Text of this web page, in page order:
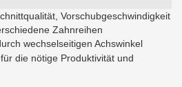
Vorschubgeschwindigkeit
Zahnreihen
wechselseitigen Achswinkel
die nötige Produktivität und